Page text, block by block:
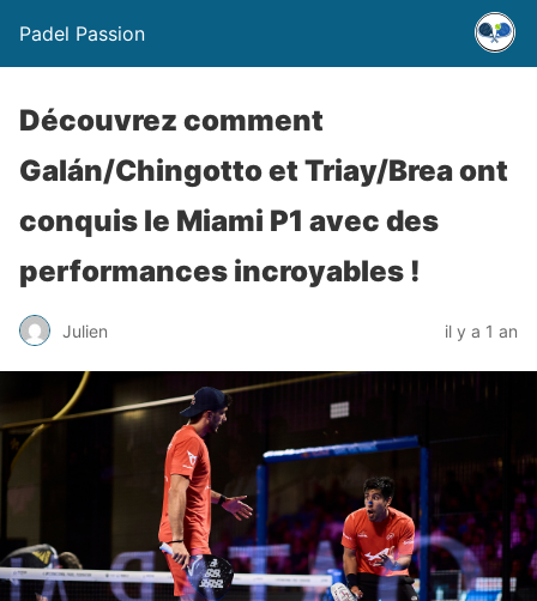
Padel Passion
Découvrez comment
Galán/Chingotto et Triay/Brea ont
conquis le Miami P1 avec des
performances incroyables !
Julien il y a 1 an